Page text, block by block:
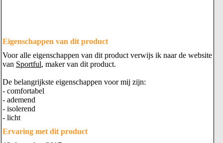
Eigenschappen van dit product
Voor alle eigenschappen van dit product verwijs ik naar de website
van Sportful, maker van dit product.
De belangrijkste eigenschappen voor mij zijn:
- comfortabel
- ademend
- isolerend
- licht
Ervaring met dit product